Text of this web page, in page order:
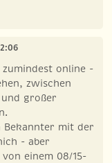
online -
zwischen
großer
Bekannter mit der
- aber
einem 08/15-